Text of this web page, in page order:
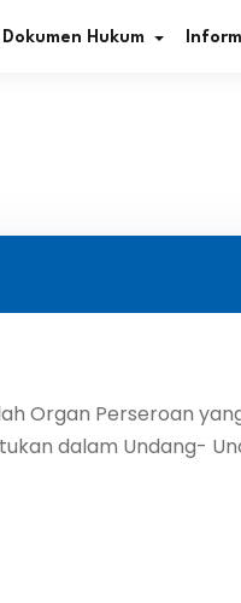
Dokumen Hukum
Organ Perseroan
dalam Undang-